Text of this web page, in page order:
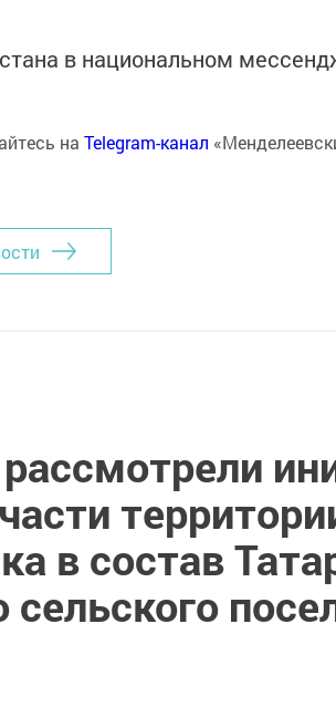
в национальном
на Telegram-канал
в состав
сельского